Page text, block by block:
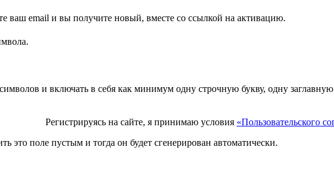
ваш email и вы получите новый, вместе со ссылкой на активацию.
и включать в себя как минимум одну строчную букву, одну
Регистрируясь на сайте, я принимаю условия «Пользовательского
это поле пустым и тогда он будет сгенерирован автоматически.